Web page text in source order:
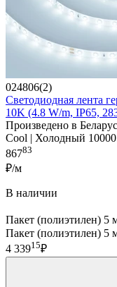
024806(2)
Светодиодная лента
10K (4.8 W/m, IP65,
Произведено в
Cool | Холодный
86783
₽/м
В наличии
Пакет (полиэтилен)
Пакет (полиэтилен) 5
4 33915₽